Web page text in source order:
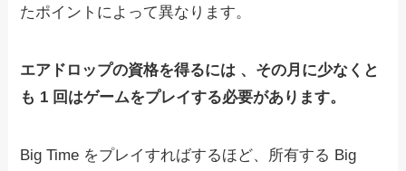
たポイントによって異なります。
エアドロップの資格を得るには 、その月に少なくと
も 1 回はゲームをプレイする必要があります。
Big Time をプレイすればするほど、所有する Big